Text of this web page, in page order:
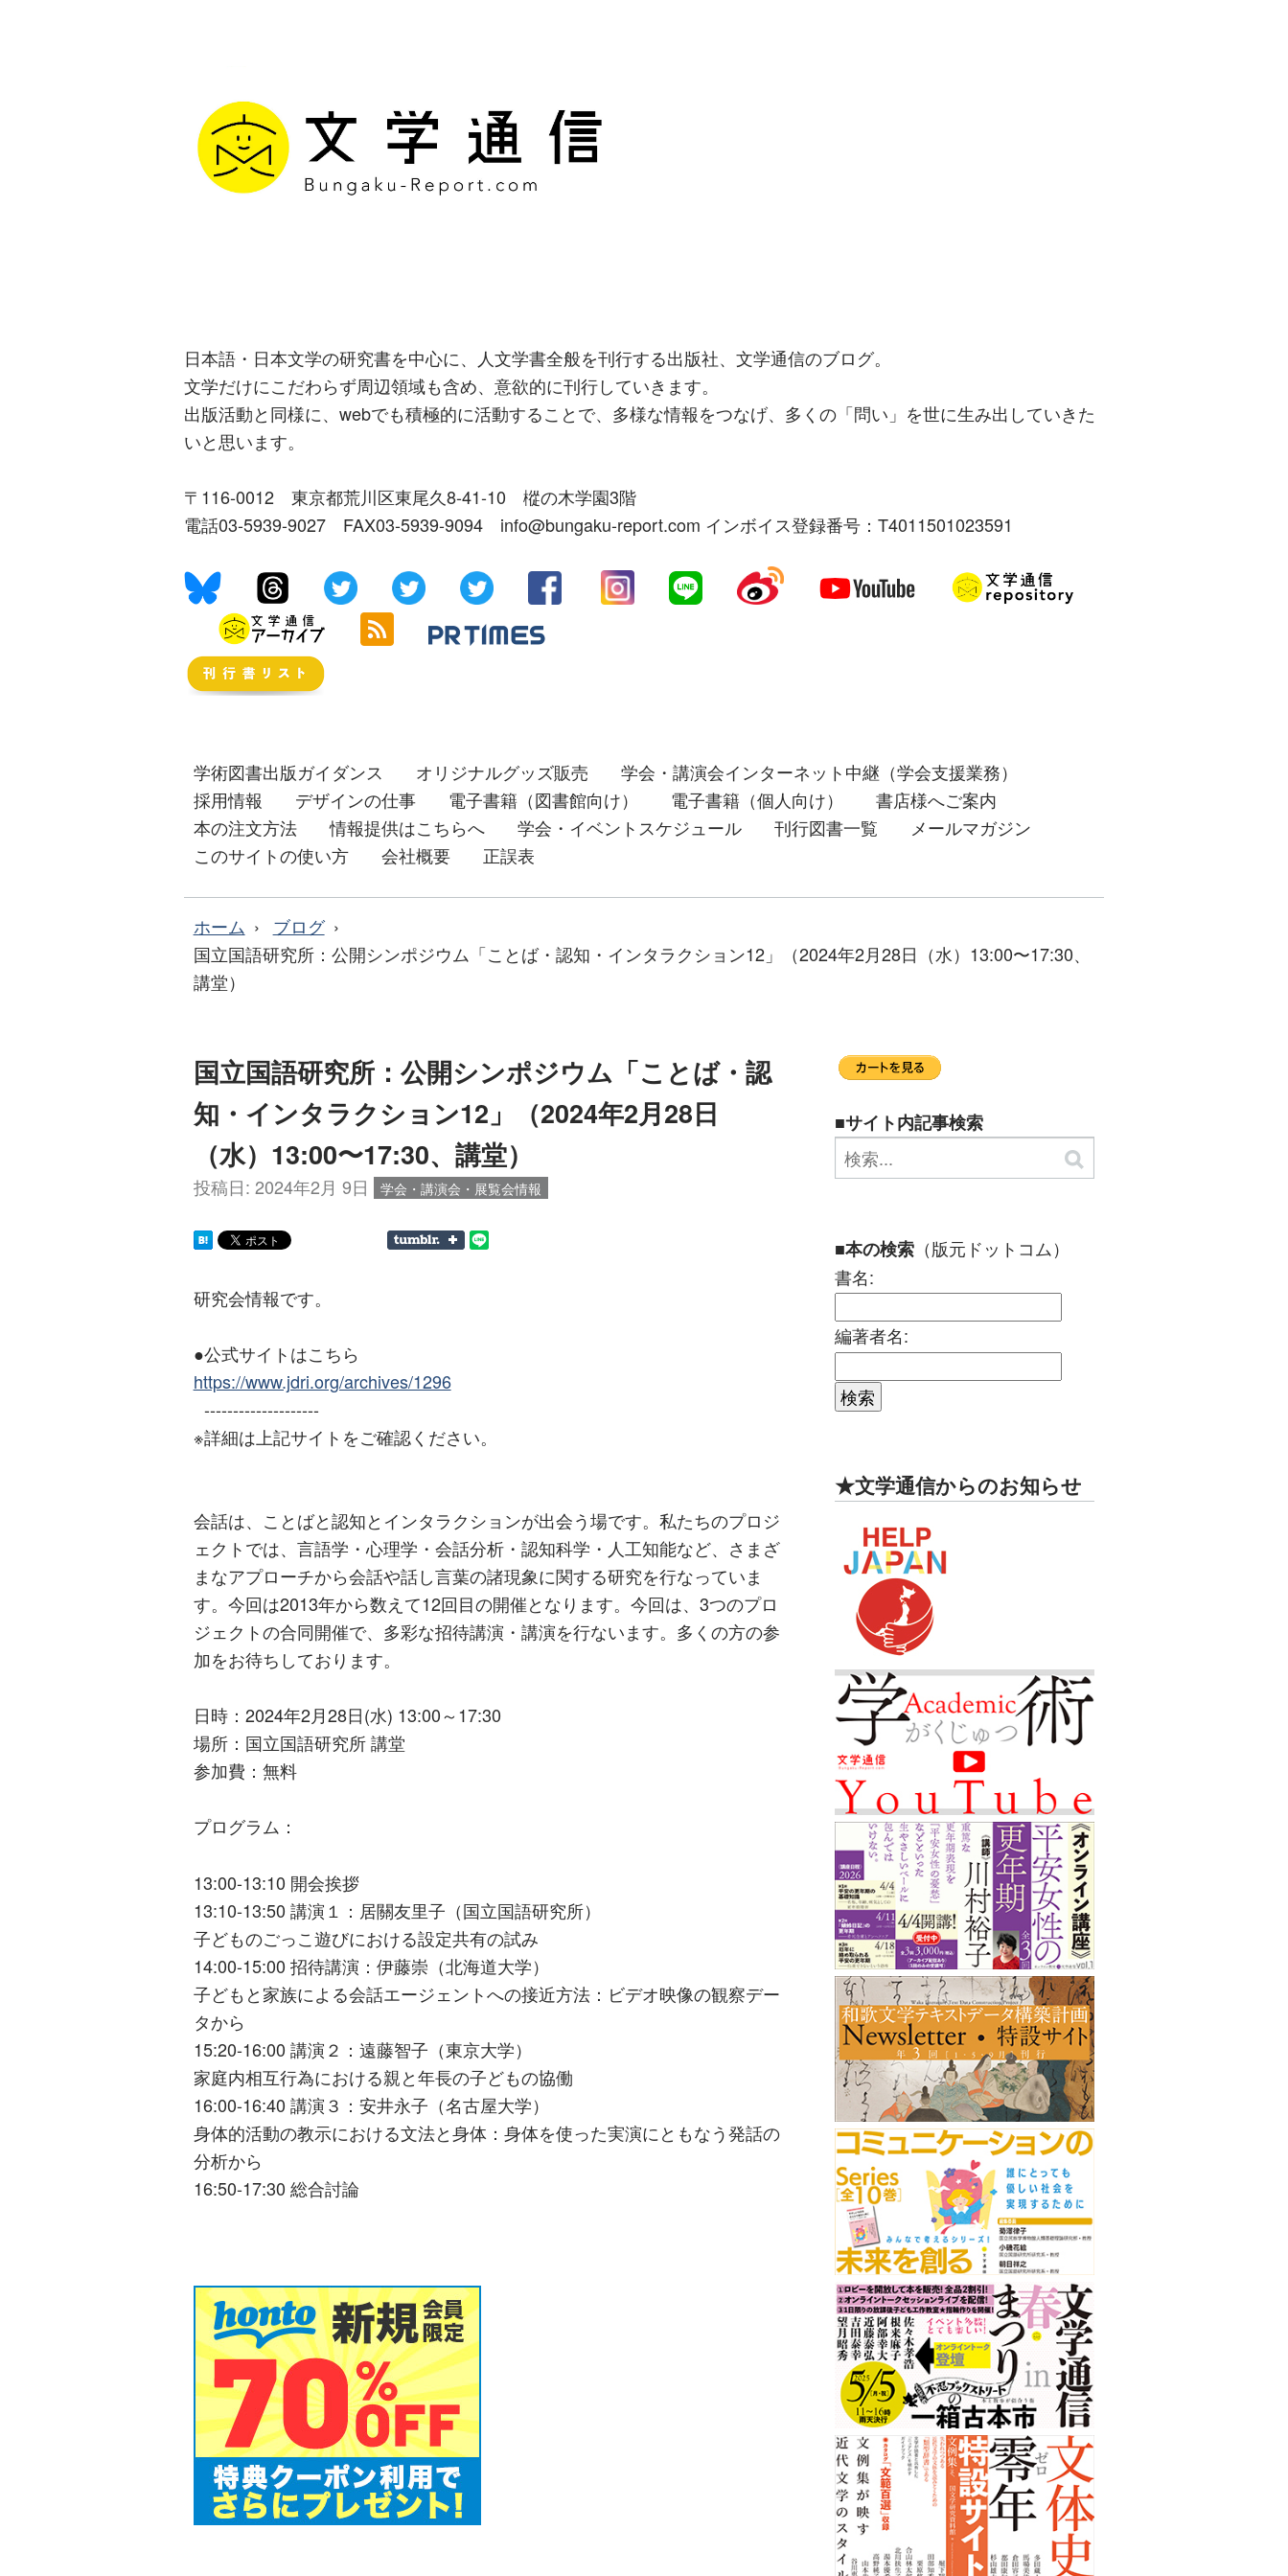
日本語・日本文学の研究書を中心に、人文学書全般を刊行する出版社、文学通信のブログ。
文学だけにこだわらず周辺領域も含め、意欲的に刊行していきます。
出版活動と同様に、webでも積極的に活動することで、多様な情報をつなげ、多くの「問い」を世に生み出していきた
いと思います。
〒116-0012 東京都荒川区東尾久8-41-10 樅の木学園3階
電話03-5939-9027 FAX03-5939-9094 info@bungaku-report.com インボイス登録番号：T4011501023591
学術図書出版ガイダンス オリジナルグッズ販売
学会・講演会インターネット中継（学会支援業務）
採用情報
デザインの仕事 電子書籍（図書館向け） 電子書籍（個人向け）
書店様へご案内
本の注文方法
情報提供はこちらへ 学会・イベントスケジュール 刊行図書一覧
メールマガジン
このサイトの使い方
会社概要 正誤表
ホーム
ブログ
国立国語研究所：公開シンポジウム「ことば・認知・インタラクション12」（2024年2月28日（水）13:00〜17:30、
講堂）
国立国語研究所：公開シンポジウム「ことば・認
知・インタラクション12」（2024年2月28日
（水）13:00〜17:30、講堂）
投稿日: 2024年2月 9日 学会・講演会・展覧会情報
研究会情報です。
●公式サイトはこちら
https://www.jdri.org/archives/1296
--------------------
※詳細は上記サイトをご確認ください。
会話は、ことばと認知とインタラクションが出会う場です。私たちのプロジ
ェクトでは、言語学・心理学・会話分析・認知科学・人工知能など、さまざ
まなアプローチから会話や話し言葉の諸現象に関する研究を行なっていま
す。今回は2013年から数えて12回目の開催となります。今回は、3つのプロ
ジェクトの合同開催で、多彩な招待講演・講演を行ないます。多くの方の参
加をお待ちしております。
日時：2024年2月28日(水) 13:00～17:30
場所：国立国語研究所 講堂
参加費：無料
プログラム：
13:00-13:10 開会挨拶
13:10-13:50 講演１：居關友里子（国立国語研究所）
子どものごっこ遊びにおける設定共有の試み
14:00-15:00 招待講演：伊藤崇（北海道大学）
子どもと家族による会話エージェントへの接近方法：ビデオ映像の観察デー
タから
15:20-16:00 講演２：遠藤智子（東京大学）
家庭内相互行為における親と年長の子どもの協働
16:00-16:40 講演３：安井永子（名古屋大学）
身体的活動の教示における文法と身体：身体を使った実演にともなう発話の
分析から
16:50-17:30 総合討論
■サイト内記事検索
■本の検索（版元ドットコム）
書名:
編著者名:
★文学通信からのお知らせ